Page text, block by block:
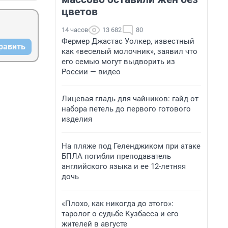
цветов
14 часов 13 682 80
Фермер Джастас Уолкер, известный
как «веселый молочник», заявил что
его семью могут выдворить из
России — видео
Лицевая гладь для чайников: гайд от
набора петель до первого готового
изделия
На пляже под Геленджиком при атаке
БПЛА погибли преподаватель
английского языка и ее 12-летняя
дочь
«Плохо, как никогда до этого»:
таролог о судьбе Кузбасса и его
жителей в августе